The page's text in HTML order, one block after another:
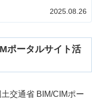
ットやおすすめのスクールを紹介し
2025.08.26
ポータルサイト活
交通省 BIM/CIMポー